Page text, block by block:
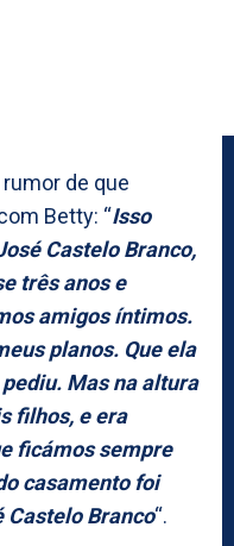
de que
Betty: “Isso
Castelo Branco,
três anos e
amigos íntimos.
planos. Que ela
Mas na altura
filhos, e era
ficámos sempre
casamento foi
Castelo Branco“.